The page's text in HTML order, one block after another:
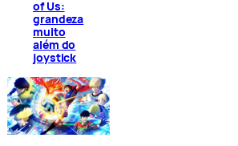
of Us:
grandeza
muito
além do
joystick